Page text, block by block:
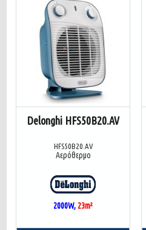
Delonghi HFS50B20.AV
HFS50B20.AV
Αερόθερμο
2000W,23m²